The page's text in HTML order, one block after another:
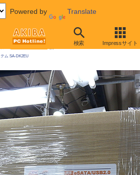
Powered by Translate
検索 Impressサイト
Hotline! 2009年5月30日号
ム SA-DK2EU